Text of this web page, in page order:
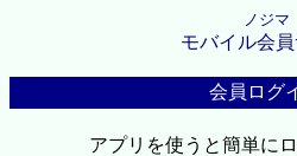
ノジマ
モバイル会員
会員ログ
アプリを使うと簡単に